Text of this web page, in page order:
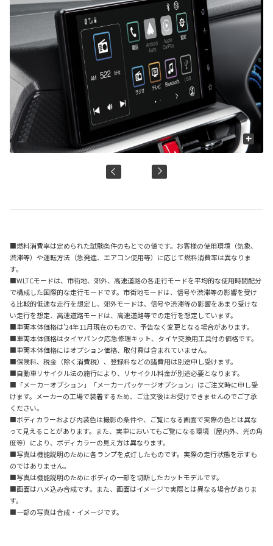
+
■燃料消費率は定められた試験条件のもとでの値です。お客様の使用環境（気象、
渋滞等）や運転方法（急発進、エアコン使用等）に応じて燃料消費率は異なりま
す。
■WLTCモードは、市街地、郊外、高速道路の各走行モードを平均的な使用時間配分
で構成した国際的な走行モードです。市街地モードは、信号や渋滞等の影響を受け
る比較的低速な走行を想定し、郊外モードは、信号や渋滞等の影響をあまり受けな
い走行を想定、高速道路モードは、高速道路等での走行を想定しています。
■車両本体価格は'24年11月現在のもので、予告なく変更となる場合があります。
■車両本体価格はタイヤパンク応急修理キット、タイヤ交換用工具付の価格です。
■車両本体価格にはオプション価格、取付費は含まれていません。
■保険料、税金（除く消費税）、登録料などの諸費用は別途申し受けます。
■自動車リサイクル法の施行により、リサイクル料金が別途必要となります。
■「メーカーオプション」「メーカーパッケージオプション」はご注文時に申し受
けます。メーカーの工場で装着するため、ご注文後はお受けできませんのでご了承
ください。
■ボディカラーおよび内装色は撮影の条件や、ご覧になる画面で実際の色とは異な
って見えることがあります。また、実車においてもご覧になる環境（屋内外、光の角
度等）により、ボディカラーの見え方は異なります。
■写真は機能説明のために各ランプを点灯したものです。実際の走行状態を示すも
のではありません。
■写真は機能説明のためにボディの一部を切断したカットモデルです。
■画面はハメ込み合成です。また、画面はイメージで実際とは異なる場合がありま
す。
■一部の写真は合成・イメージです。